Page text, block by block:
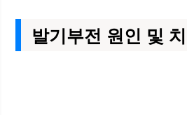
발기부전 원인 및